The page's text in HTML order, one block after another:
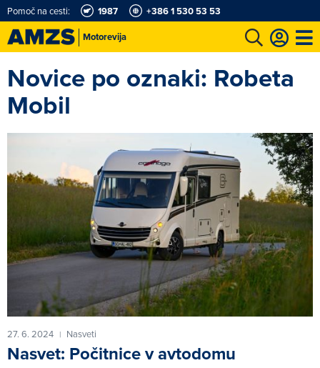
Motorevija
Pomoč na cesti: 1987 +386 1 530 53 53
Karting in motošportni center Najboljši za volanom Moj AMZS
Novice po oznaki: Robeta
Mobil
27. 6. 2024 | Nasveti
Nasvet: Počitnice v avtodomu